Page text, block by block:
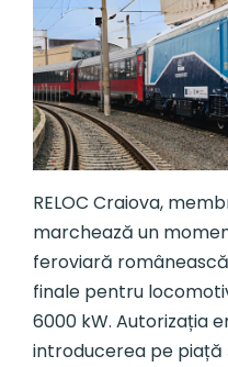
RELOC Craiova,
marchează un
feroviară
finale pentru
6000 kW. Autorizația
introducerea pe